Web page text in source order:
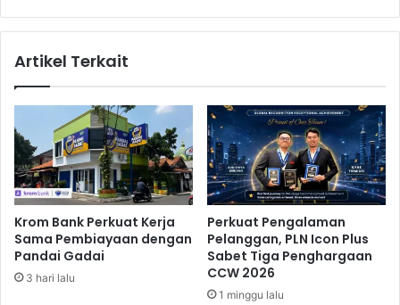
n
e
h
a
s
i
l
a
n
e
T
n
I
n
B
e
a
Artikel Terkait
Krom Bank Perkuat Kerja
Sama Pembiayaan dengan
Pandai Gadai
3 hari lalu
Perkuat Pengalaman
Pelanggan, PLN Icon Plus
Sabet Tiga Penghargaan
CCW 2026
1 minggu lalu